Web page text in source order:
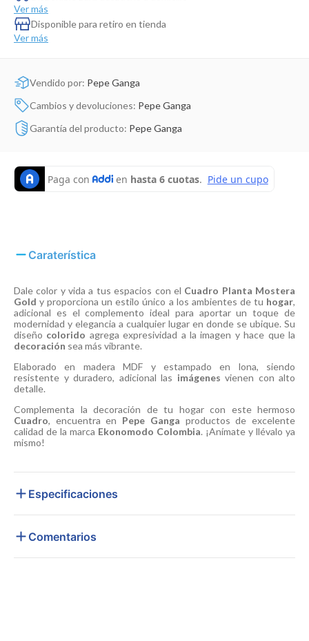
Ver más
Disponible para retiro en tienda
Ver más
Vendido por: Pepe Ganga
Cambios y devoluciones: Pepe Ganga
Garantía del producto: Pepe Ganga
Caraterística
Dale color y vida a tus espacios con el Cuadro Planta Mostera
Gold y proporciona un estilo único a los ambientes de tu hogar,
adicional es el complemento ideal para aportar un toque de
modernidad y elegancia a cualquier lugar en donde se ubique. Su
diseño colorido agrega expresividad a la imagen y hace que la
decoración sea más vibrante.
Elaborado en madera MDF y estampado en lona, siendo
resistente y duradero, adicional las imágenes vienen con alto
detalle.
Complementa la decoración de tu hogar con este hermoso
Cuadro, encuentra en Pepe Ganga productos de excelente
calidad de la marca Ekonomodo Colombia. ¡Anímate y llévalo ya
mismo!
Especificaciones
Comentarios
Dinosaurio Juguete